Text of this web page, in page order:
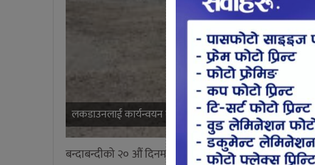
लकडाउनलाई कार्यन्वयन गर्न खटेका प्रहरी – उदयपुर
बन्दाबन्दीको २० औं दिनमा उदयपुरमा लकडाउन अवज्ञागर्ने ३५